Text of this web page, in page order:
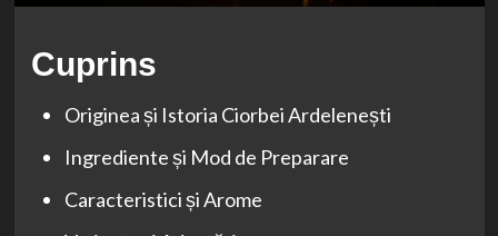
Cuprins
Originea și Istoria Ciorbei Ardelenești
Ingrediente și Mod de Preparare
Caracteristici și Arome